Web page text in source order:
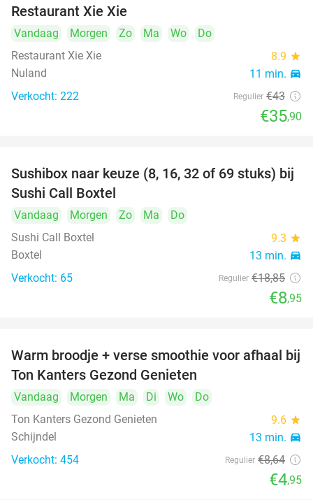
Restaurant Xie Xie
Vandaag Morgen Zo Ma Wo
Do
Restaurant Xie Xie
8.9 star
Nuland 11 min. directions_car
Verkocht: 222 Regulier €43
€35,90
53%
Sushibox naar keuze (8, 16, 32 of 69 stuks) bij
Sushi Call Boxtel
Vandaag Morgen Zo Ma
Do
Sushi Call Boxtel
9.3 star
Boxtel 13 min. directions_car
Verkocht: 65 Regulier €18,85
€8,95
43%
Warm broodje + verse smoothie voor afhaal bij
Ton Kanters Gezond Genieten
Vandaag Morgen Ma Di Wo
Do
Ton Kanters Gezond Genieten
9.6 star
Schijndel 13 min. directions_car
Verkocht: 454 Regulier €8,64
€4,95